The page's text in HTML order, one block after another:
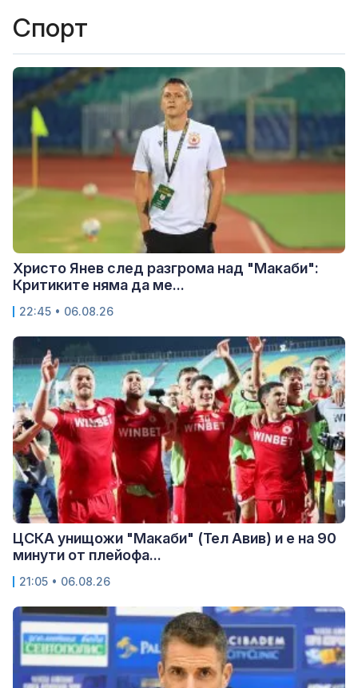
Спорт
Христо Янев след разгрома над "Макаби":
Критиките няма да ме...
22:45 • 06.08.26
ЦСКА унищожи "Макаби" (Тел Авив) и е на 90
минути от плейофа...
21:05 • 06.08.26